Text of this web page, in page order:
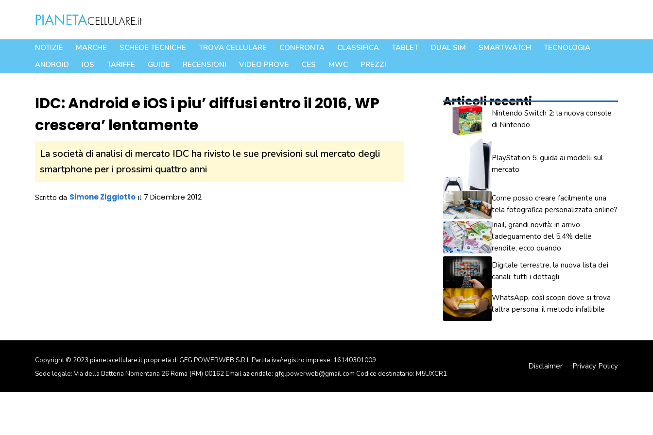
contenuto
NOTIZIE MARCHE SCHEDE TECNICHE TROVA CELLULARE CONFRONTA CLASSIFICA TABLET DUAL SIM SMARTWATCH
TECNOLOGIA
ANDROID
IOS TARIFFE GUIDE RECENSIONI VIDEO PROVE CES MWC PREZZI
IDC: Android e iOS i piu’ diffusi entro il 2016, WP
crescera’ lentamente
La società di analisi di mercato IDC ha rivisto le sue previsioni sul mercato degli
smartphone per i prossimi quattro anni
Scritto da Simone Ziggiotto il 7 Dicembre 2012
Articoli recenti
Nintendo Switch 2: la nuova console
di Nintendo
PlayStation 5: guida ai modelli sul
mercato
Come posso creare facilmente una
tela fotografica personalizzata online?
Inail, grandi novità: in arrivo
l’adeguamento del 5,4% delle
rendite, ecco quando
Digitale terrestre, la nuova lista dei
canali: tutti i dettagli
WhatsApp, così scopri dove si trova
l’altra persona: il metodo infallibile
Copyright © 2023 pianetacellulare.it proprietà di GFG POWERWEB S.R.L Partita iva/registro imprese: 16140301009
Sede legale: Via della Batteria Nomentana 26 Roma (RM) 00162 Email aziendale: gfg.powerweb@gmail.com Codice destinatario: M5UXCR1
Disclaimer Privacy Policy